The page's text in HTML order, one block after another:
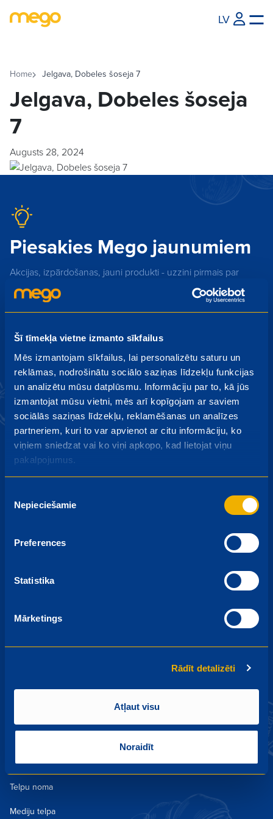
Šī tīmekļa vietne izmanto sīkfailus
Mēs izmantojam sīkfailus, lai personalizētu saturu un
reklāmas, nodrošinātu sociālo saziņas līdzekļu funkcijas
un analizētu mūsu datplūsmu. Informāciju par to, kā jūs
izmantojat mūsu vietni, mēs arī kopīgojam ar saviem
sociālās saziņas līdzekļu, reklamēšanas un analīzes
partneriem, kuri to var apvienot ar citu informāciju, ko
viņiem sniedzat vai ko viņi apkopo, kad lietojat viņu
pakalpojumus.
izvēle
Nepieciešamie
Preferences
Statistika
Mārketings
Rādīt detalizēti
Atļaut visu
Noraidīt
LV
Home Jelgava, Dobeles šoseja 7
Jelgava, Dobeles šoseja
7
Augusts 28, 2024
Piesakies Mego jaunumiem
Akcijas, izpārdošanas, jauni produkti - uzzini pirmais par
jaumumiem!
Pieteikties
Piesakoties jaunumiem es piekrītu saņemt akcijas
piedāvājumus savā e-pastā un privātuma atrunai.
Mego kartes priekšrocības
Lejupielādē lietotni Mego
Aktualitātes un kampaņas
Lojalitātes programma
Kontakti un Veikali
Telpu noma
Mediju telpa